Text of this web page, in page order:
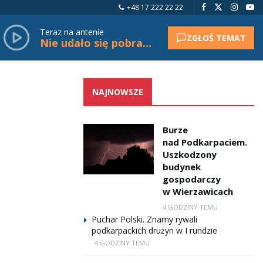
+48 17 222 22 22
Teraz na antenie
Nie udało się pobrać tytułu. ZGŁOŚ TEMAT
NAJNOWSZE
Burze
nad Podkarpaciem.
Uszkodzony
budynek
gospodarczy
w Wierzawicach
4 GODZINY TEMU
Puchar Polski. Znamy rywali
podkarpackich drużyn w I rundzie
4 GODZINY TEMU